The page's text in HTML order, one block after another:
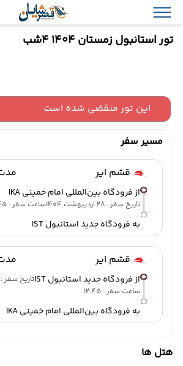
تور استانبول زمستان 1404 4شب
این تور منقضی شده است
مسیر سفر
قشم ایر مدت
از فرودگاه بین‌المللی امام خمینی IKA
تاریخ سفر : 28 اردیبهشت 1404 ساعت سفر : 08:45
به فرودگاه جدید استانبول IST
قشم ایر مدت
از فرودگاه جدید استانبول IST
تاریخ سفر : 01 خرداد
ساعت سفر : 12:45
به فرودگاه بین‌المللی امام خمینی IKA
هتل ها